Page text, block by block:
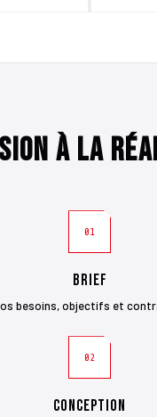
à la
01
Brief
besoins, objectifs et
02
Conception